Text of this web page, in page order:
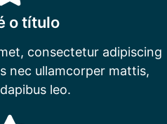
o título
consectetur adipiscing
nec ullamcorper mattis,
leo.